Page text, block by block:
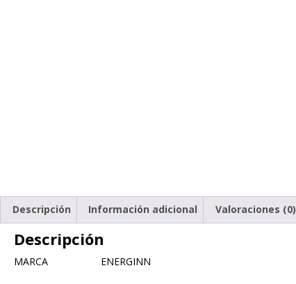
Descripción Información adicional Valoraciones (0)
Descripción
MARCA ENERGINN